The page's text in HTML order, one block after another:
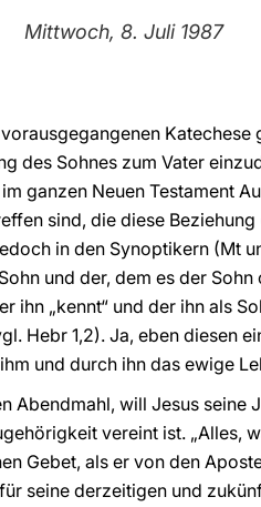
Mittwoch, 8. Juli 1987
des Sohnes zum Vater
ganzen Neuen Testament
sind, die diese Beziehung
in den Synoptikern (Mt
und der, dem es der
ihn „kennt“ und der ihn als
Hebr 1,2). Ja, eben diesen
und durch ihn das ewige
Abendmahl, will Jesus seine
vereint ist. „Alles,
Gebet, als er von den
seine derzeitigen und